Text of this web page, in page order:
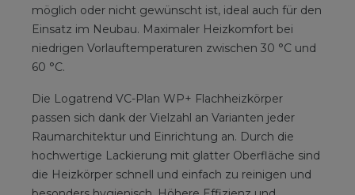
möglich oder nicht gewünscht ist, ideal auch für den
Einsatz im Neubau. Maximaler Heizkomfort bei
niedrigen Vorlauftemperaturen zwischen 30 °C und
60 °C.
Die Logatrend VC-Plan WP+ Flachheizkörper
passen sich dank der Vielzahl an Varianten jeder
Raumarchitektur und Einrichtung an. Durch die
hochwertige Lackierung mit glatter Oberfläche sind
die Heizkörper schnell und einfach zu reinigen und